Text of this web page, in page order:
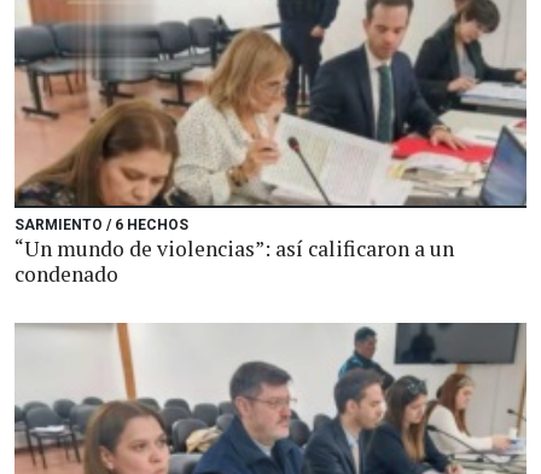
SARMIENTO / 6 HECHOS
“Un mundo de violencias”: así calificaron a un
condenado